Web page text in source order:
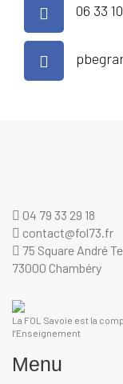
06 33
04 79 33 29 18
contact@fol73.fr
75 Square André
73000 Chambéry
La FOL Savoie est la
l’Enseignement
Menu